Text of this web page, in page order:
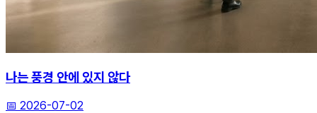
나는 풍경 안에 있지 않다
📅 2026-07-02